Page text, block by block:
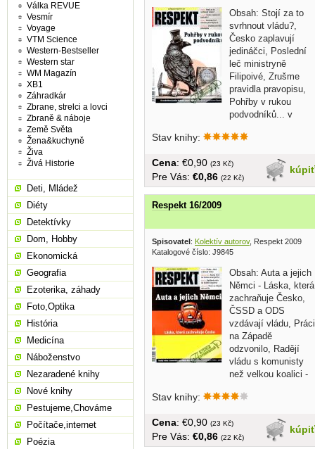
Obsah: Stojí za to
svrhnout vládu?,
Česko zaplavují
jedináčci, Poslední
leč ministryně
Filipoivé, Zrušme
pravidla pravopisu,
Pohřby v rukou
podvodníků... v
Stav knihy:
kúpiť
Cena: €0,90 (23 Kč)
Pre Vás: €0,86 (22 Kč)
Respekt 16/2009
Spisovatel: Kolektív autorov, Respekt 2009
Katalogové číslo: J9845
Obsah: Auta a jejich
Němci - Láska, která
zachraňuje Česko,
ČSSD a ODS
vzdávají vládu, Práci
na Západě
odzvonilo, Radějí
vládu s komunisty
než velkou koalici -
Stav knihy:
kúpiť
Cena: €0,90 (23 Kč)
Pre Vás: €0,86 (22 Kč)
Válka REVUE
Vesmír
Voyage
VTM Science
Western-Bestseller
Western star
WM Magazín
XB1
Záhradkár
Zbrane, strelci a lovci
Zbraně & náboje
Země Světa
Žena&kuchyně
Živa
Živá Historie
Deti, Mládež
Diéty
Detektívky
Dom, Hobby
Ekonomická
Geografia
Ezoterika, záhady
Foto,Optika
História
Medicína
Náboženstvo
Nezaradené knihy
Nové knihy
Pestujeme,Chováme
Počítače,internet
Poézia